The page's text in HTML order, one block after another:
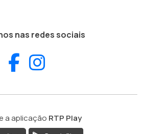
nas redes sociais
Facebook
a aplicação RTP Play